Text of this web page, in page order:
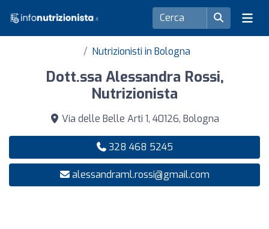
Nutrizionisti in Bologna
Dott.ssa Alessandra Rossi,
Nutrizionista
Via delle Belle Arti 1, 40126, Bologna
328 468 5245
alessandraml.rossi@gmail.com